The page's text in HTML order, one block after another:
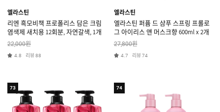
엘라스틴
리엔 흑모비책 프로폴리스 담은 크림
염색제 새치용 12회분, 자연갈색, 1개
22,000원
4.8 리뷰88
엘라스틴
엘라스틴 퍼퓸 드 샴푸 스프링 프롤로
그 아이리스 앤 머스크향 600ml x 2개
27,800원
4.7 리뷰74
73 74